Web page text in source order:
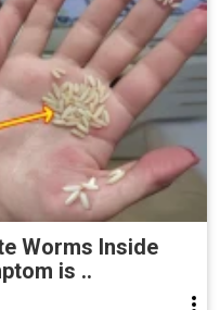
Worms Inside
is ..